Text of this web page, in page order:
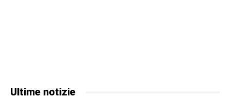
Ultime notizie